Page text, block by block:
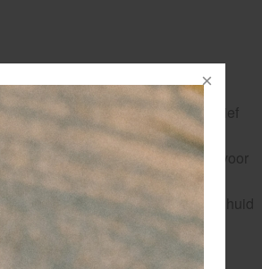
1-2 werkdagen
sporttape voor preventief en curatief
sporttape met een kunststof kern voor
geleiding bij afrollen
beste op een droge en schone huid